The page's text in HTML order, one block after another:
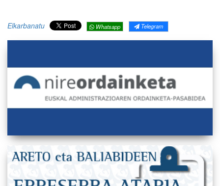
Elkarbanatu Whatsapp Telegram